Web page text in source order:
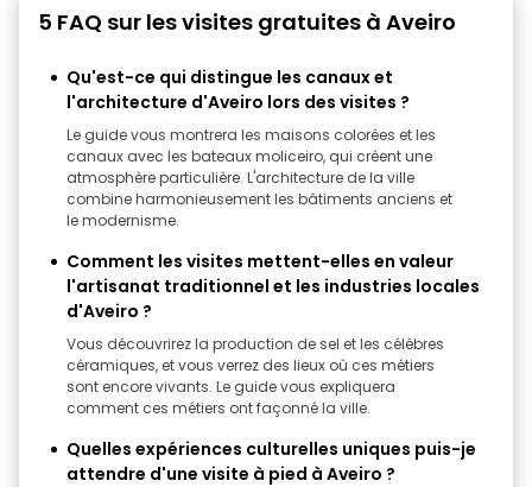
5 FAQ sur les visites gratuites à Aveiro
Qu'est-ce qui distingue les canaux et
l'architecture d'Aveiro lors des visites ?
Le guide vous montrera les maisons colorées et les
canaux avec les bateaux moliceiro, qui créent une
atmosphère particulière. L'architecture de la ville
combine harmonieusement les bâtiments anciens et
le modernisme.
Comment les visites mettent-elles en valeur
l'artisanat traditionnel et les industries locales
d'Aveiro ?
Vous découvrirez la production de sel et les célèbres
céramiques, et vous verrez des lieux où ces métiers
sont encore vivants. Le guide vous expliquera
comment ces métiers ont façonné la ville.
Quelles expériences culturelles uniques puis-je
attendre d'une visite à pied à Aveiro ?